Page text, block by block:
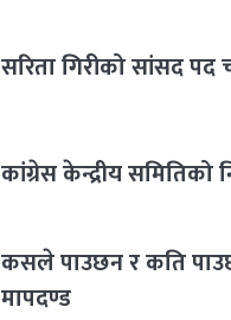
सरिता गिरीको सांसद पद
कांग्रेस केन्द्रीय समितिको
कसले पाउछन र कति
मापदण्ड